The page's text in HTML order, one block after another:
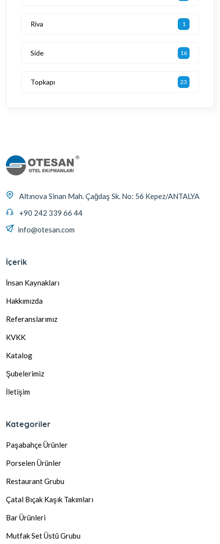
Riva 1
Side 16
Topkapı 23
Altınova Sinan Mah. Çağdaş Sk. No: 56 Kepez/ANTALYA
+90 242 339 66 44
info@otesan.com
İçerik
İnsan Kaynakları
Hakkımızda
Referanslarımız
KVKK
Katalog
Şubelerimiz
İletişim
Kategoriler
Paşabahçe Ürünler
Porselen Ürünler
Restaurant Grubu
Çatal Bıçak Kaşık Takımları
Bar Ürünleri
Mutfak Set Üstü Grubu